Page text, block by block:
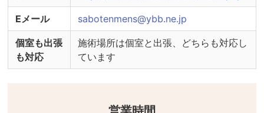
Eメール sabotenmens@ybb.ne.jp
個室も出張
も対応
施術場所は個室と出張、どちらも対応し
ています